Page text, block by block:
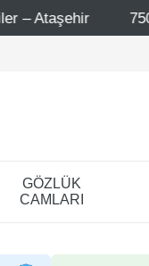
750 TL Üzeri
GÖZLÜK
CAMLARI